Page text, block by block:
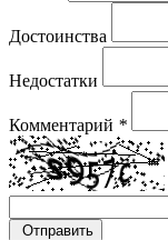
Достоинства
Недостатки
Комментарий *
Отправить